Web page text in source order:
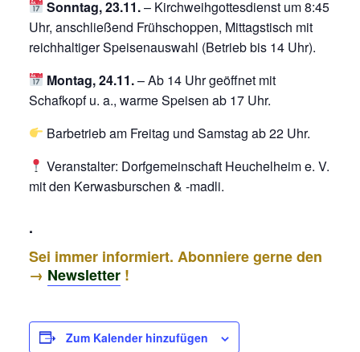
Sonntag, 23.11.– Kirchweihgottesdienst um 8:45
Uhr, anschließend Frühschoppen, Mittagstisch mit
reichhaltiger Speisenauswahl (Betrieb bis 14 Uhr).
Montag, 24.11.– Ab 14 Uhr geöffnet mit
Schafkopf u. a., warme Speisen ab 17 Uhr.
Barbetrieb am Freitag und Samstag ab 22 Uhr.
Veranstalter: Dorfgemeinschaft Heuchelheim e. V.
mit den Kerwasburschen & -madli.
.
Sei immer informiert. Abonniere gerne den
→ Newsletter !
Zum Kalender hinzufügen